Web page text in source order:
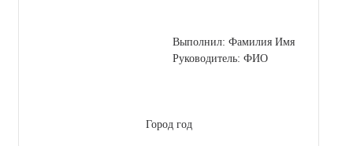
Выполнил: Фамилия Имя
Руководитель: ФИО
Город год